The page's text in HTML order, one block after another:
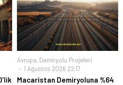
Avrupa, Demiryolu Projeleri
1 Ağustos 2026 22:17
Macaristan Demiryoluna %64